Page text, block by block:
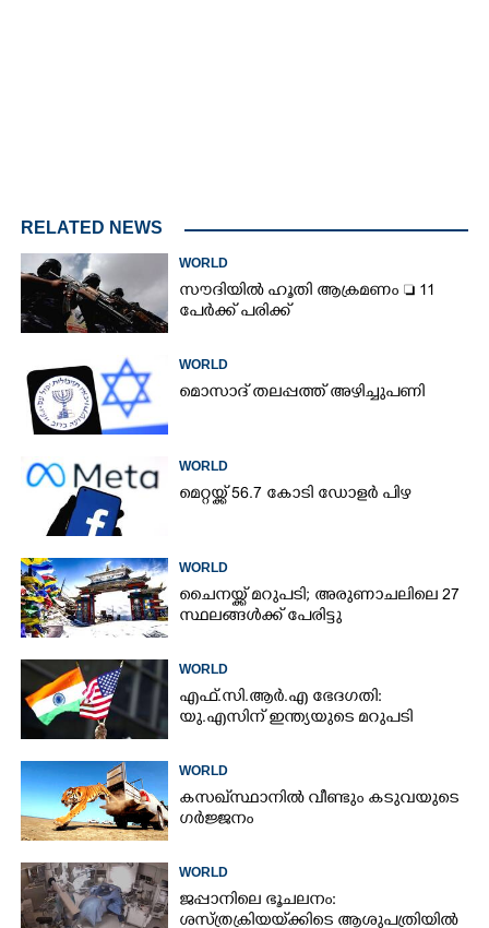
RELATED NEWS
WORLD
സൗദിയിൽ ഹൂതി ആക്രമണം  11
പേർക്ക് പരിക്ക്
WORLD
മൊസാദ് തലപ്പത്ത് അഴിച്ചുപണി
WORLD
മെറ്റയ്ക്ക് 56.7 കോടി ഡോളർ പിഴ
WORLD
ചൈനയ്ക്ക് മറുപടി; അരുണാചലിലെ 27
സ്ഥലങ്ങൾക്ക് പേരിട്ടു
WORLD
എഫ്.സി.ആർ.എ ഭേദഗതി:
യു.എസിന് ഇന്ത്യയുടെ മറുപടി
WORLD
കസഖ്‌സ്ഥാനിൽ വീണ്ടും കടുവയുടെ
ഗർജ്ജനം
WORLD
ജപ്പാനിലെ ഭൂചലനം:
ശസ്ത്രക്രിയ‌യ്‌ക്കി‌ടെ ആശുപത്രിയിൽ